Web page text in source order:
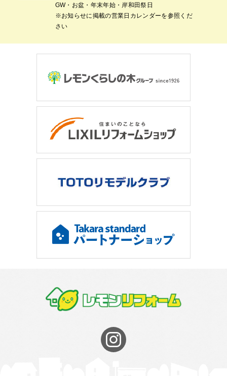
GW・お盆・年末年始・岸和田祭日
※お知らせに掲載の営業日カレンダーを参照くだ
さい